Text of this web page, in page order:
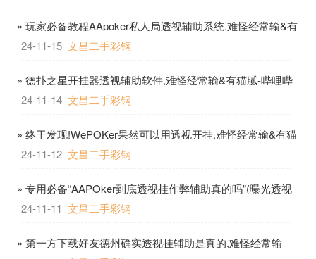
» 玩家必备教程AApoker私人局透视辅助系统,难怪经常输&有
24-11-15 文昌二手彩钢
» 德扑之星开挂器透视辅助软件,难怪经常输&有猫腻-哔哩哔
24-11-14 文昌二手彩钢
» 终于发现!WePOKer果然可以用透视开挂,难怪经常输&有猫
24-11-12 文昌二手彩钢
» 专用必备“AAPOker到底透视挂作弊辅助真的吗”(曝光透视
24-11-11 文昌二手彩钢
» 第一方下载好友德州确实透视挂辅助是真的,难怪经常输